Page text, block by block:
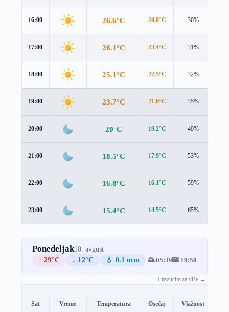
16:00 26.6°C 24.8°C 30%
17:00 26.1°C 23.4°C 31%
18:00 25.1°C 22.5°C 32%
19:00 23.7°C 21.6°C 35%
20:00 20°C 19.2°C 49%
21:00 18.5°C 17.9°C 53%
22:00 16.8°C 16.1°C 59%
23:00 15.4°C 14.5°C 65%
Ponedeljak10. avgust
↑ 29°C
↓ 12°C 💧 0.1 mm 🌅 05:39🌇 19:50
Prevucite za više →
Sat Vreme Temperatura Osećaj Vlažnost